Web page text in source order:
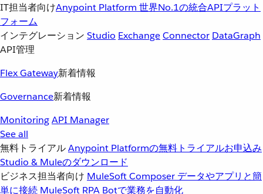
IT担当者向けAnypoint Platform 世界No.1の統合APIプラット
フォーム
インテグレーション Studio ExchangeConnector DataGraph
API管理
Flex Gateway新着情報
Governance新着情報
MonitoringAPI Manager
See all
無料トライアルAnypoint Platformの無料トライアルお申込み
Studio & Muleのダウンロード
ビジネス担当者向け MuleSoft Composer データやアプリと簡
単に接続 MuleSoft RPA Botで業務を自動化